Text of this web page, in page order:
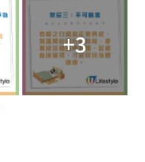
+3